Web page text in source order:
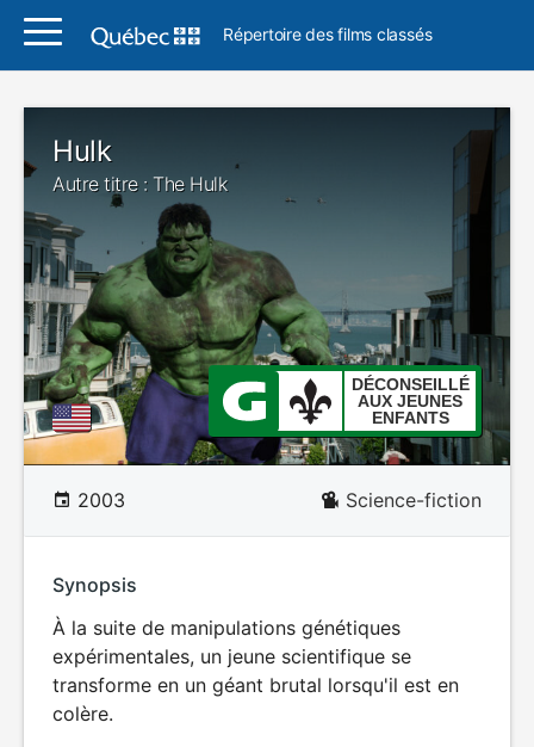
Répertoire des films classés
Hulk
Autre titre : The Hulk
DÉCONSEILLÉ
AUX JEUNES
ENFANTS
2003 Science-fiction
Synopsis
À la suite de manipulations génétiques
expérimentales, un jeune scientifique se
transforme en un géant brutal lorsqu'il est en
colère.